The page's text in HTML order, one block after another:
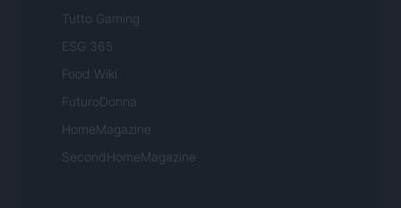
Tutto Gaming
ESG 365
Food Wiki
FuturoDonna
HomeMagazine
SecondHomeMagazine